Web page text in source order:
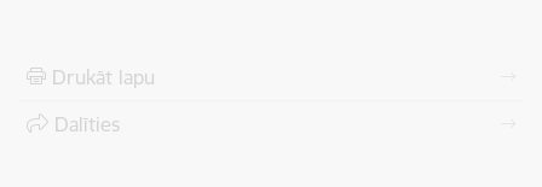
Drukāt lapu
Dalīties